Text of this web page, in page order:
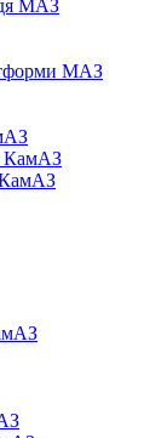
МАЗ
МАЗ
КамАЗ
КамАЗ